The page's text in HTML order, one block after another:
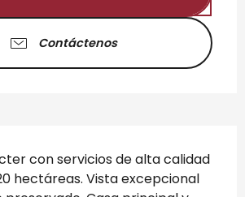
Contáctenos
con servicios de alta calidad
hectáreas. Vista excepcional